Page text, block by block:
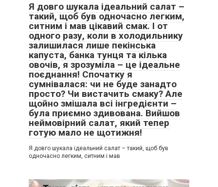
Я довго шукала ідеальний салат –
такий, щоб був одночасно легким,
ситним і мав цікавий смак. І от
одного разу, коли в холодильнику
залишилася лише пекінська
капуста, банка тунця та кілька
овочів, я зрозуміла – це ідеальне
поєднання! Спочатку я
сумнівалася: чи не буде занадто
просто? Чи вистачить смаку? Але
щойно змішала всі інгредієнти –
була приємно здивована. Вийшов
неймовірний салат, який тепер
готую мало не щотижня!
Я довго шукала ідеальний салат – такий, щоб був
одночасно легким, ситним і мав